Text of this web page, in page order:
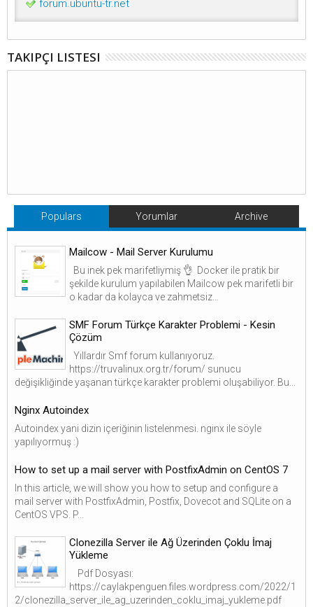
forum.ubuntu-tr.net
TAKIPÇI LISTESI
Populars Yorumlar Archive
Mailcow - Mail Server Kurulumu
Bu inek pek marifetliymiş 👌 Docker ile pratik bir
şekilde kurulum yapılabilen Mailcow pek marifetli bir
o kadar da kolayca ve zahmetsiz...
SMF Forum Türkçe Karakter Problemi - Kesin
Çözüm
Yıllardır Smf forum kullanıyoruz.
https://truvalinux.org.tr/forum/ sunucu
değişikliğinde yaşanan türkçe karakter problemi oluşabiliyor. Bu...
Nginx Autoindex
Autoindex yani dizin içeriğinin listelenmesi. nginx ile söyle
yapılıyormuş :)
How to set up a mail server with PostfixAdmin on CentOS 7
In this article, we will show you how to setup and configure a
mail server with PostfixAdmin, Postfix, Dovecot and SQLite on a
CentOS VPS. P...
Clonezilla Server ile Ağ Üzerinden Çoklu İmaj
Yükleme
Pdf Dosyası:
https://caylakpenguen.files.wordpress.com/2022/1
2/clonezilla_server_ile_ag_uzerinden_coklu_imaj_yukleme.pdf